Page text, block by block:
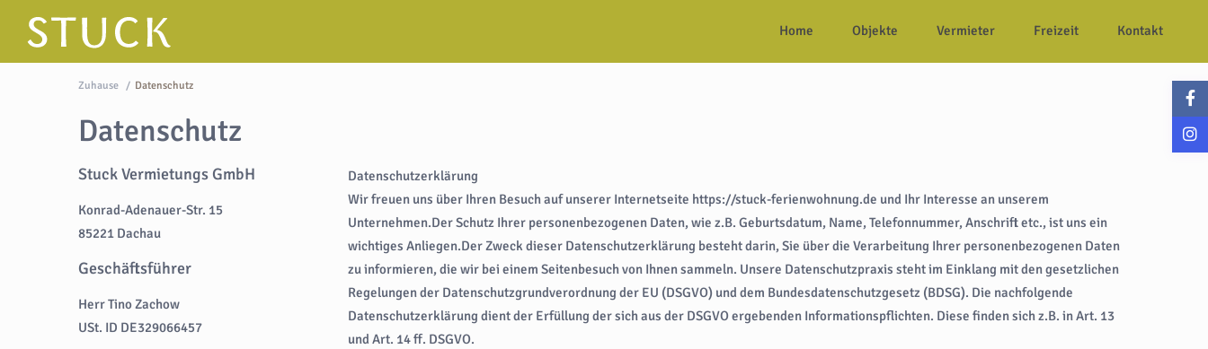
Home Objekte Vermieter Freizeit Kontakt
Zuhause Datenschutz
Datenschutz
Stuck Vermietungs GmbH
Konrad-Adenauer-Str. 15
85221 Dachau
Geschäftsführer
Herr Tino Zachow
USt. ID DE329066457
Datenschutzerklärung
Wir freuen uns über Ihren Besuch auf unserer Internetseite https://stuck-ferienwohnung.de und Ihr Interesse an unserem
Unternehmen.Der Schutz Ihrer personenbezogenen Daten, wie z.B. Geburtsdatum, Name, Telefonnummer, Anschrift etc., ist uns ein
wichtiges Anliegen.Der Zweck dieser Datenschutzerklärung besteht darin, Sie über die Verarbeitung Ihrer personenbezogenen Daten
zu informieren, die wir bei einem Seitenbesuch von Ihnen sammeln. Unsere Datenschutzpraxis steht im Einklang mit den gesetzlichen
Regelungen der Datenschutzgrundverordnung der EU (DSGVO) und dem Bundesdatenschutzgesetz (BDSG). Die nachfolgende
Datenschutzerklärung dient der Erfüllung der sich aus der DSGVO ergebenden Informationspflichten. Diese finden sich z.B. in Art. 13
und Art. 14 ff. DSGVO.